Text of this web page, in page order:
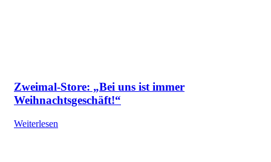
Zweimal-Store: „Bei uns ist immer
Weihnachtsgeschäft!“
Weiterlesen